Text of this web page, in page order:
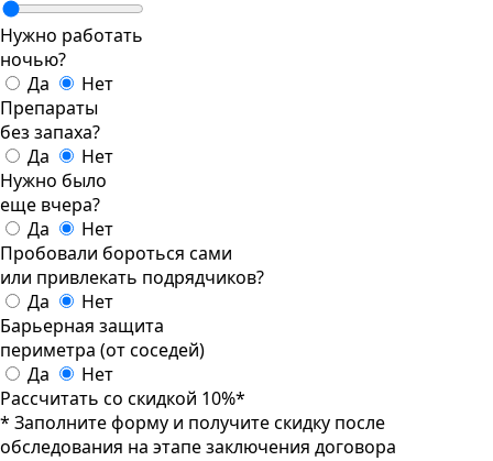
Нужно работать
ночью?
Да
Нет
Препараты
без запаха?
Да
Нет
Нужно было
еще вчера?
Да
Нет
Пробовали бороться сами
или привлекать подрядчиков?
Да
Нет
Барьерная защита
периметра (от соседей)
Да
Нет
Рассчитать со скидкой 10%*
* Заполните форму и получите скидку после
обследования на этапе заключения договора